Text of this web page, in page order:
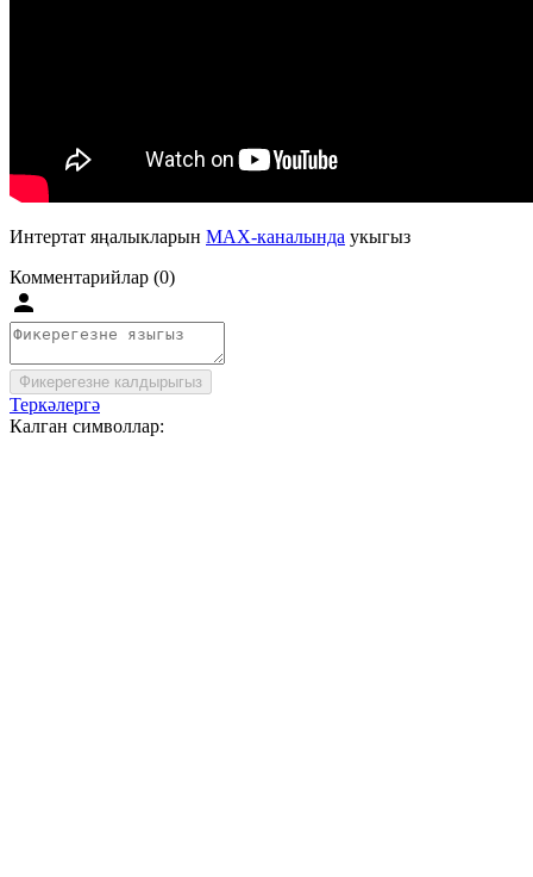
Интертат яңалыкларын MAX-каналында укыгыз
Комментарийлар (0)
Фикерегезне калдырыгыз
Теркәлергә
Калган символлар: